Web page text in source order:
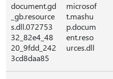
document.gd
_gb.resource
s.dll.072753
32_82e4_48
20_9fdd_242
3cd8daa85
microsof
t.mashu
p.docum
ent.reso
urces.dll